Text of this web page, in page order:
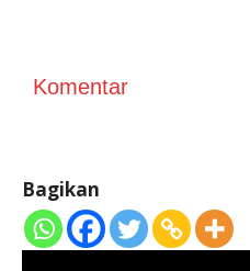
Komentar
Bagikan